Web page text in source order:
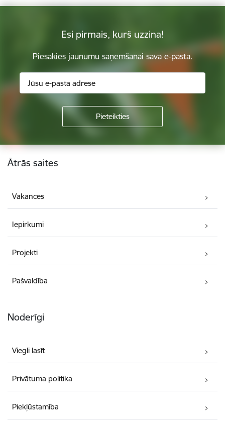
Esi pirmais, kurš uzzina!
Piesakies jaunumu saņemšanai savā e-pastā.
Kājene
Ātrās saites
Vakances
Iepirkumi
Projekti
Pašvaldība
Noderīgi
Viegli lasīt
Privātuma politika
Piekļūstamība